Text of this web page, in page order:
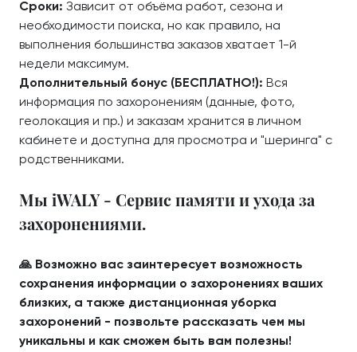
Сроки: Зависит от объёма работ, сезона и
необходимости поиска, но как правило, на
выполнения большинства заказов хватает 1-й
недели максимум.
Дополнительный бонус (БЕСПЛАТНО!): Вся
информация по захоронениям (данные, фото,
геолокация и пр.) и заказам хранится в личном
кабинете и доступна для просмотра и "шеринга" с
родственниками.
Мы iWALY - Сервис памяти и ухода за
захоронениями.
🙏 Возможно вас заинтересует возможность
сохранения информации о захоронениях ваших
близких, а также дистанционная уборка
захоронений - позвольте рассказать чем мы
уникальны и как сможем быть вам полезны!